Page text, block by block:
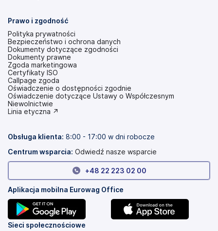
Prawo i zgodność
Polityka prywatności
Bezpieczeństwo i ochrona danych
Dokumenty dotyczące zgodności
Dokumenty prawne
Zgoda marketingowa
Certyfikaty ISO
Callpage zgoda
Oświadczenie o dostępności zgodnie
(otwiera
się
w
Oświadczenie dotyczące Ustawy o Współczesnym
Niewolnictwie
(otwiera
nowej
karcie)
Linia etyczna ↗
Obsługa klienta: 8:00 - 17:00 w dni robocze
Centrum wsparcia: Odwiedź nasze wsparcie
+48 22 223 02 00
Aplikacja mobilna Eurowag Office
(otwiera
Sieci społecznościowe